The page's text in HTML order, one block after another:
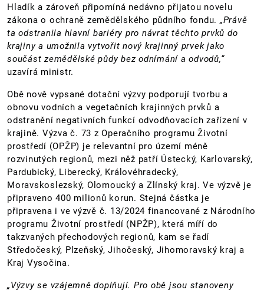
Hladík a zároveň připomíná nedávno přijatou novelu
zákona o ochraně zemědělského půdního fondu. „Právě
ta odstranila hlavní bariéry pro návrat těchto prvků do
krajiny a umožnila vytvořit nový krajinný prvek jako
součást zemědělské půdy bez odnímání a odvodů,“
uzavírá ministr.
Obě nově vypsané dotační výzvy podporují tvorbu a
obnovu vodních a vegetačních krajinných prvků a
odstranění negativních funkcí odvodňovacích zařízení v
krajině. Výzva č. 73 z Operačního programu Životní
prostředí (OPŽP) je relevantní pro území méně
rozvinutých regionů, mezi něž patří Ústecký, Karlovarský,
Pardubický, Liberecký, Královéhradecký,
Moravskoslezský, Olomoucký a Zlínský kraj. Ve výzvě je
připraveno 400 milionů korun. Stejná částka je
připravena i ve výzvě č. 13/2024 financované z Národního
programu Životní prostředí (NPŽP), která míří do
takzvaných přechodových regionů, kam se řadí
Středočeský, Plzeňský, Jihočeský, Jihomoravský kraj a
Kraj Vysočina.
„Výzvy se vzájemně doplňují. Pro obě jsou stanoveny